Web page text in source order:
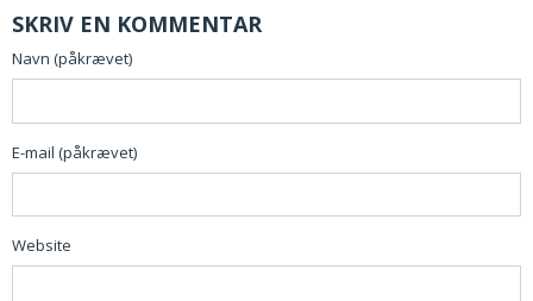
SKRIV EN KOMMENTAR
Navn (påkrævet)
E-mail (påkrævet)
Website